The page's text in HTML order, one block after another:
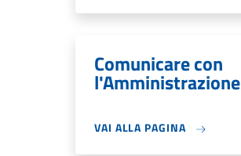
Comunicare con
l'Amministrazione
VAI ALLA PAGINA